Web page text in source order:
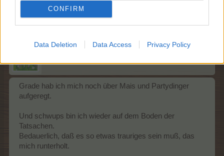
CONFIRM
Data Deletion Data Access Privacy Policy
Rumpelstielz, nephtise
duftziege
Grade hab ich mich noch über Mais und Partydinger
aufgeregt.
Und schwups bin ich wieder auf dem Boden der
Tatsachen.
Bedauerlich, daß es so etwas trauriges sein muß, das
mich runterholt.